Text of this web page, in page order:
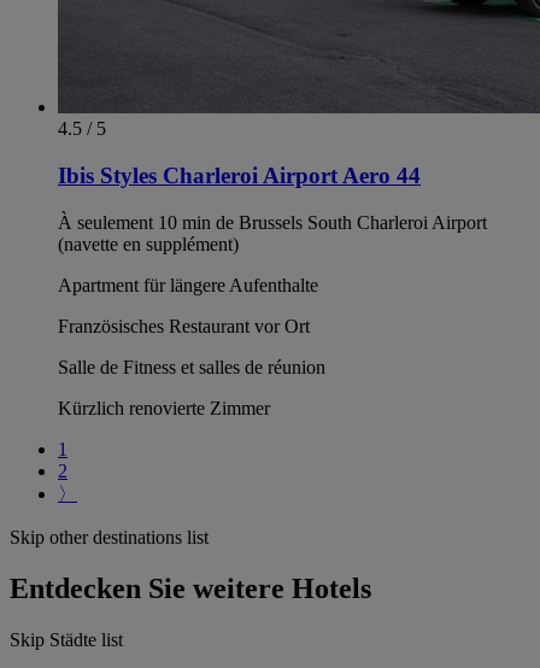
4.5 / 5
Ibis Styles Charleroi Airport Aero 44
À seulement 10 min de Brussels South Charleroi Airport
(navette en supplément)
Apartment für längere Aufenthalte
Französisches Restaurant vor Ort
Salle de Fitness et salles de réunion
Kürzlich renovierte Zimmer
1
2
〉
Skip other destinations list
Entdecken Sie weitere Hotels
Skip Städte list